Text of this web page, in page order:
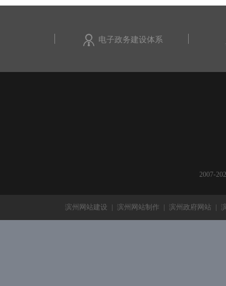
电子政务建设体系
2007-
滨州网站建设 滨州网站制作 滨州政府网站